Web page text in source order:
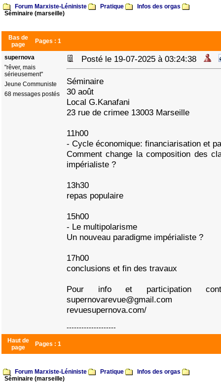
Forum Marxiste-Léniniste Pratique
Infos des orgas
Séminaire (marseille)
Bas de
page
Pages : 1
supernova
"rêver, mais
sérieusement"
Jeune Communiste
68 messages postés
Posté le 19-07-2025 à 03:24:38
Séminaire
30 août
Local G.Kanafani
23 rue de crimee 13003 Marseille
11h00
- Cycle économique: financiarisation et
Comment change la composition des
impérialiste ?
13h30
repas populaire
15h00
- Le multipolarisme
Un nouveau paradigme impérialiste ?
17h00
conclusions et fin des travaux
Pour info et participation
supernovarevue@gmail.com
revuesupernova.com/
--------------------
Haut de
page
Pages : 1
Forum Marxiste-Léniniste Pratique
Infos des orgas
Séminaire (marseille)